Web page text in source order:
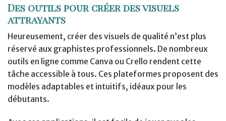
Des outils pour créer des visuels
attrayants
Heureusement, créer des visuels de qualité n’est plus
réservé aux graphistes professionnels. De nombreux
outils en ligne comme Canva ou Crello rendent cette
tâche accessible à tous. Ces plateformes proposent des
modèles adaptables et intuitifs, idéaux pour les
débutants.